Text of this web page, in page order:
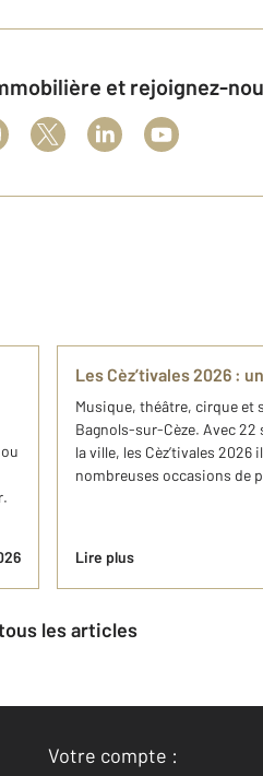
et rejoignez-
Les Cèz’tivales 2026 :
Musique, théâtre, cirque et
Bagnols-sur-Cèze. Avec
la ville, les Cèz’tivales
nombreuses occasions de
Lire plus
tous les articles
Votre compte :